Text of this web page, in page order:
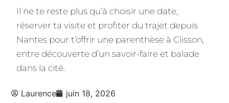
Il ne te reste plus qu’à choisir une date,
réserver ta visite et profiter du trajet depuis
Nantes pour t’offrir une parenthèse à Clisson,
entre découverte d’un savoir-faire et balade
dans la cité.
Laurence juin 18, 2026